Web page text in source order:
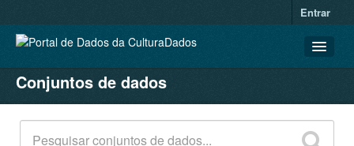
Entrar
CONJUNTOS DE DADOS
ORGANIZAÇÕES
GRUPOS
Conjuntos de dados